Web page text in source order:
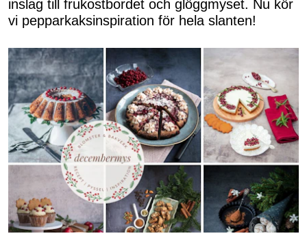
inslag till frukostbordet och glöggmyset. Nu kör
vi pepparkaksinspiration för hela slanten!